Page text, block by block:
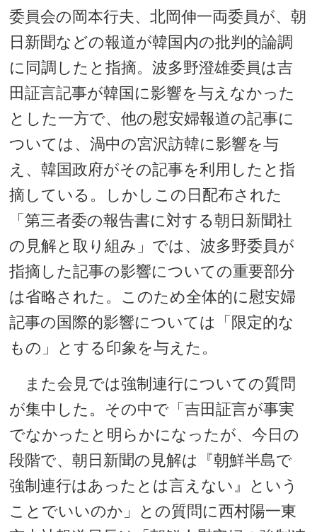
委員会の岡本行夫、北岡伸一両委員が、朝
日新聞などの報道が韓国内の批判的論調
に同調したと指摘。波多野澄雄委員は吉
田証言記事が韓国に影響を与えなかった
とした一方で、他の慰安婦報道の記事に
ついては、渦中の宮沢訪韓に影響を与
え、韓国政府がその記事を利用したと指
摘している。しかしこの日配布された
「第三者委の報告書に対する朝日新聞社
の見解と取り組み」では、波多野委員が
指摘した記事の影響についての重要部分
は省略された。このため全体的に慰安婦
記事の国際的影響については「限定的な
もの」とする印象を与えた。
また会見では強制連行についての質問
が集中した。その中で「吉田証言が事実
でなかったと明らかになったが、今日の
段階で、朝日新聞の見解は『朝鮮半島で
強制連行はあったとは言えない』という
ことでいいのか」との質問に西村陽一東